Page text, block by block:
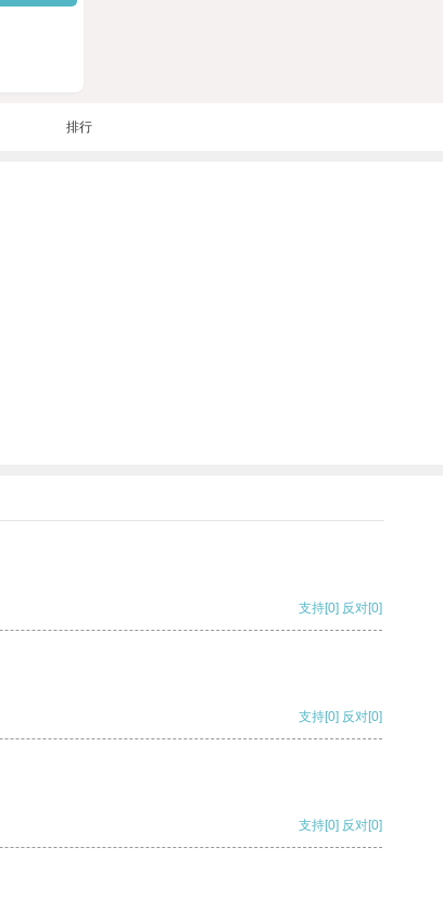
排行
支持[0] 反对[0]
支持[0] 反对[0]
支持[0] 反对[0]